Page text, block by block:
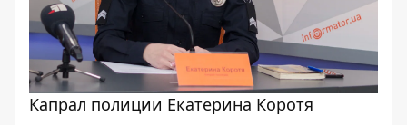
Капрал полиции Екатерина Коротя